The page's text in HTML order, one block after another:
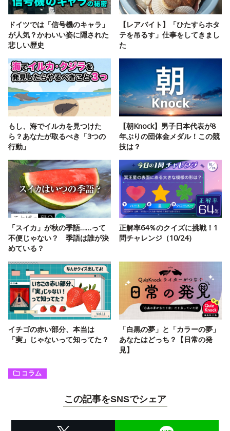
ドイツでは「信号機のキャラ」
が人気？かわいい姿に隠された
悲しい歴史
【レアバイト】「ひたすらホタ
テを吊るす」仕事をしてきまし
た
もし、海でイルカを見つけた
ら？あなたが取るべき「3つの
行動」
【朝Knock】男子日本代表が8
年ぶりの団体金メダル！この競
技は？
「スイカ」が秋の季語……って
不便じゃない？ 季語は誰が決
めている？
正解率64％のクイズに挑戦！1
問チャレンジ（10/24）
イチゴの赤い部分、本当は
「実」じゃないって知ってた？
「白黒の夢」と「カラーの夢」
あなたはどっち？【日常の発
見】
コラム
この記事をSNSでシェア